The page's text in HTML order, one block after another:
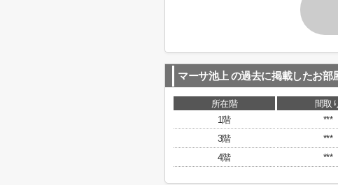
マーサ池上 の過去に掲載したお部
所在階 間取
1階
***
3階
***
4階
***